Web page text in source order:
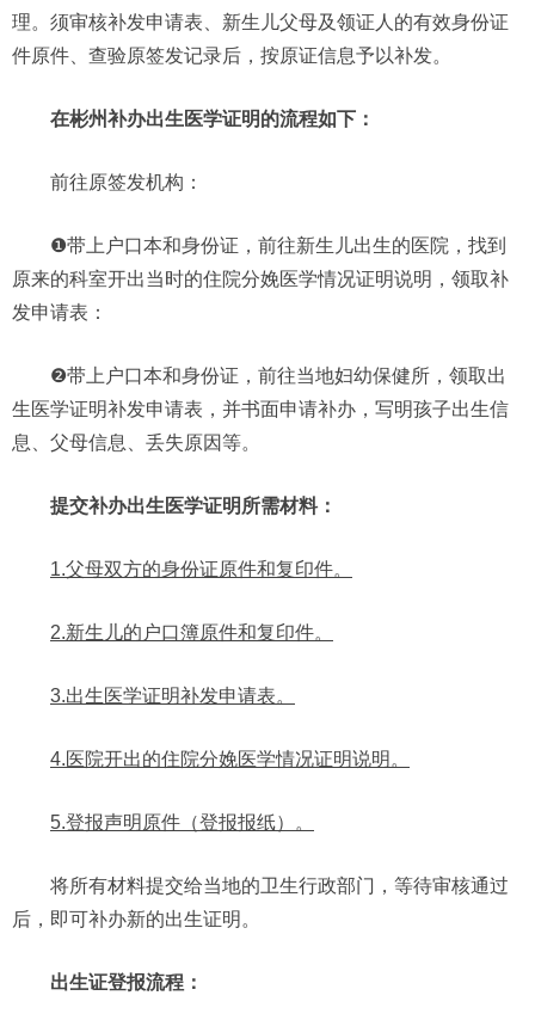
理。须审核补发申请表、新生儿父母及领证人的有效身份证
件原件、查验原签发记录后，按原证信息予以补发。
在彬州补办出生医学证明的流程如下：
前往原签发机构：
❶带上户口本和身份证，前往新生儿出生的医院，找到
原来的科室开出当时的住院分娩医学情况证明说明，领取补
发申请表：
❷带上户口本和身份证，前往当地妇幼保健所，领取出
生医学证明补发申请表，并书面申请补办，写明孩子出生信
息、父母信息、丢失原因等。
提交补办出生医学证明所需材料：
1.父母双方的身份证原件和复印件。
2.新生儿的户口簿原件和复印件。
3.出生医学证明补发申请表。
4.医院开出的住院分娩医学情况证明说明。
5.登报声明原件（登报报纸）。
将所有材料提交给当地的卫生行政部门，等待审核通过
后，即可补办新的出生证明。
出生证登报流程：